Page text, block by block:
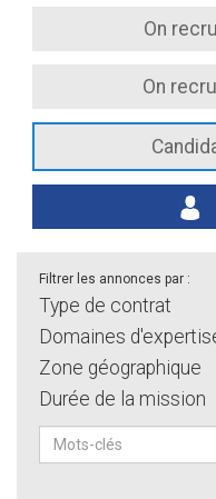
On
On
Filtrer les annonces par :
Type de contrat
Domaines
Zone géographique
Durée de la mission